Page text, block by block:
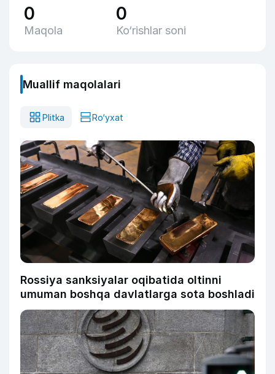
0
Maqola
0
Ko‘rishlar soni
Muallif maqolalari
Plitka Ro‘yxat
Rossiya sanksiyalar oqibatida oltinni
umuman boshqa davlatlarga sota boshladi